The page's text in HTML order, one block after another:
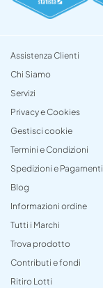
Assistenza Clienti
Chi Siamo
Servizi
Privacy e Cookies
Gestisci cookie
Termini e Condizioni
Spedizioni e Pagamenti
Blog
Informazioni ordine
Tutti i Marchi
Trova prodotto
Contributi e fondi
Ritiro Lotti